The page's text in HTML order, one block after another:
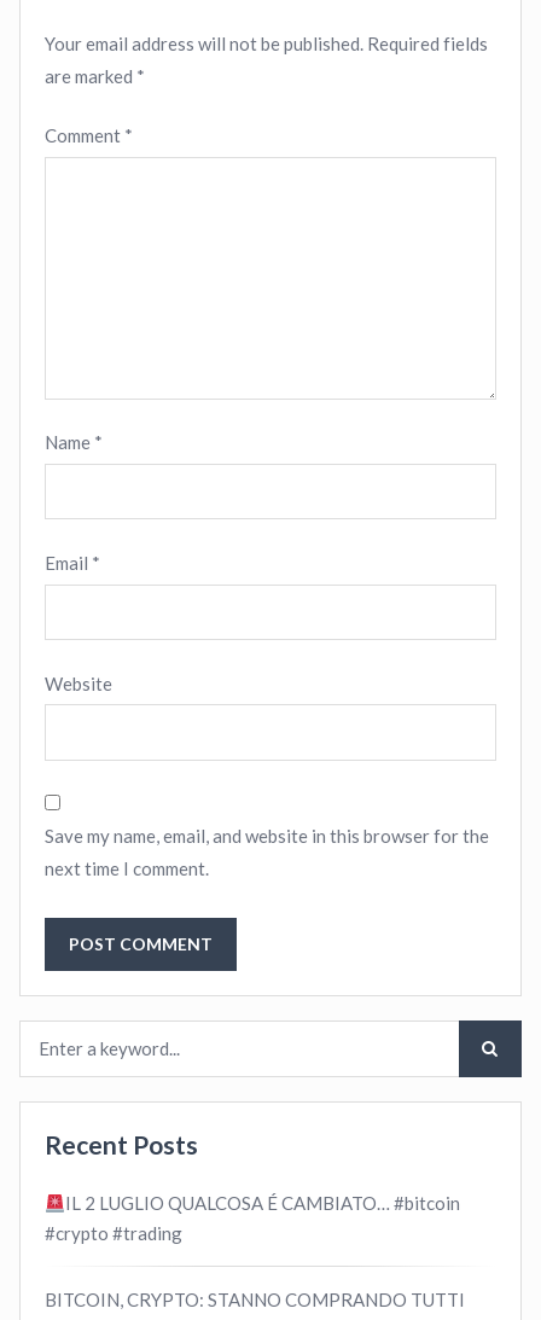
Your email address will not be published. Required fields
are marked *
Comment *
Name *
Email *
Website
Save my name, email, and website in this browser for the
next time I comment.
Recent Posts
IL 2 LUGLIO QUALCOSA É CAMBIATO… #bitcoin
#crypto #trading
BITCOIN, CRYPTO: STANNO COMPRANDO TUTTI